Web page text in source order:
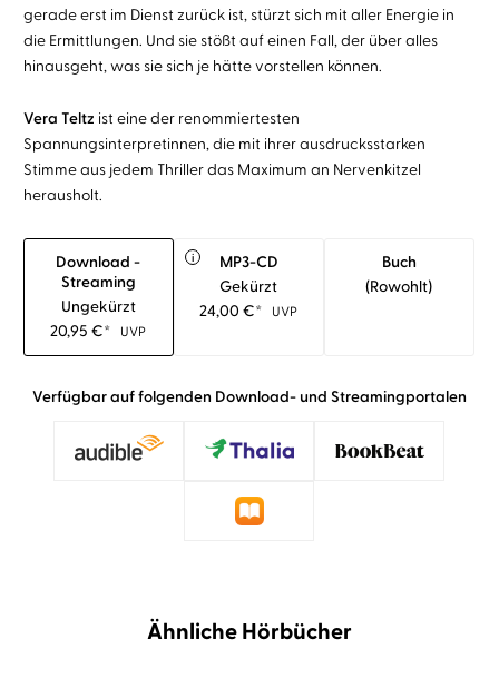
gerade erst im Dienst zurück ist, stürzt sich mit aller Energie in
die Ermittlungen. Und sie stößt auf einen Fall, der über alles
hinausgeht, was sie sich je hätte vorstellen können.
Vera Teltz ist eine der renommiertesten
Spannungsinterpretinnen, die mit ihrer ausdrucksstarken
Stimme aus jedem Thriller das Maximum an Nervenkitzel
herausholt.
Download -
Streaming
Ungekürzt
20,95€* UVP
i
MP3-CD
Gekürzt
24,00€* UVP
Buch
(rowohlt)
Verfügbar auf folgenden Download- und Streamingportalen
Ähnliche Hörbücher